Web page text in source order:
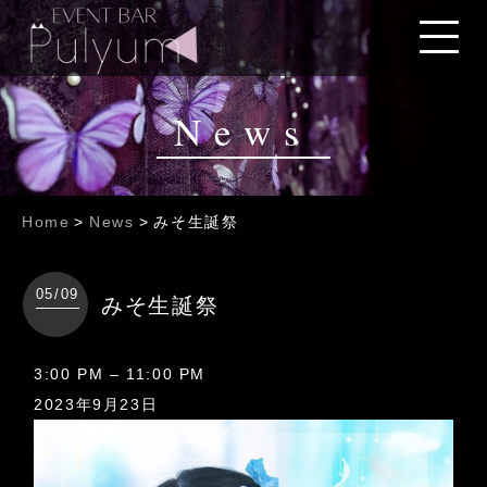
News
Home > News > みそ生誕祭
05/09 みそ生誕祭
み
そ
3:00 PM – 11:00 PM
2023年9月23日